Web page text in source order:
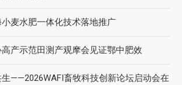
麦水肥一体化技术落地推广
产示范田测产观摩会见证鄂中肥效
——2026WAFI畜牧科技创新论坛启动会在